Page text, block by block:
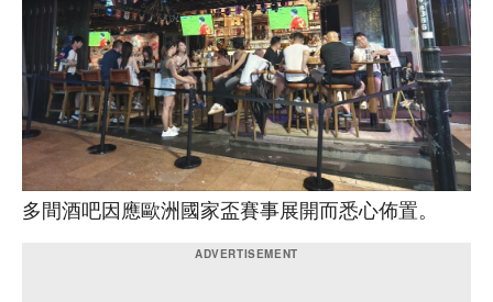
多間酒吧因應歐洲國家盃賽事展開而悉心佈置。